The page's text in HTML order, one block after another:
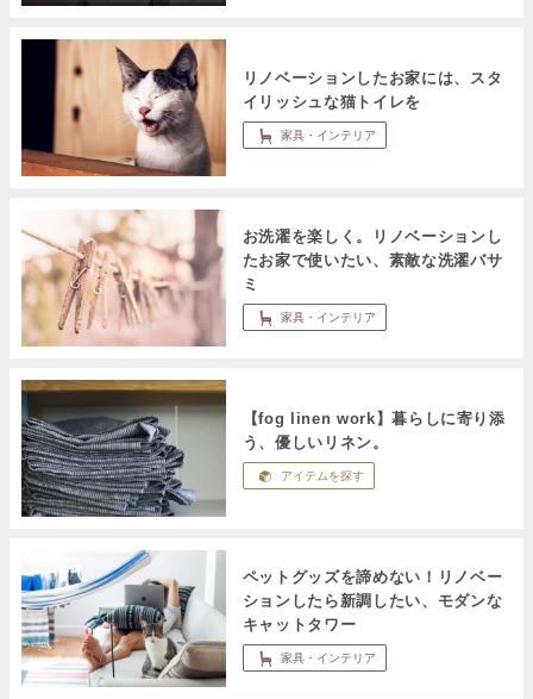
リノベーションしたお家には、スタ
イリッシュな猫トイレを
家具・インテリア
お洗濯を楽しく。リノベーションし
たお家で使いたい、素敵な洗濯バサ
ミ
家具・インテリア
【fog linen work】暮らしに寄り添
う、優しいリネン。
アイテムを探す
ペットグッズを諦めない！リノベー
ションしたら新調したい、モダンな
キャットタワー
家具・インテリア